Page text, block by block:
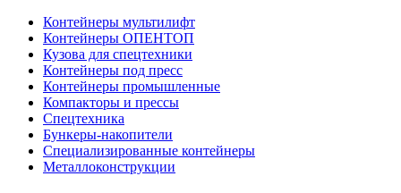
Контейнеры мультилифт
Контейнеры ОПЕНТОП
Кузова для спецтехники
Контейнеры под пресс
Контейнеры промышленные
Компакторы и прессы
Спецтехника
Бункеры-накопители
Специализированные контейнеры
Металлоконструкции